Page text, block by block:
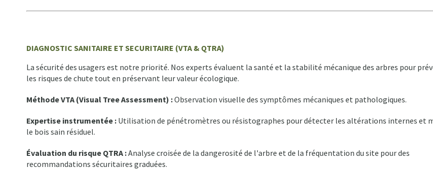
DIAGNOSTIC SANITAIRE ET SECURITAIRE (VTA & QTRA)
La sécurité des usagers est notre priorité. Nos experts évaluent la santé et la stabilité mécanique des arbres pour
les risques de chute tout en préservant leur valeur écologique.
Méthode VTA (Visual Tree Assessment) :Observation visuelle des symptômes mécaniques et pathologiques.
Expertise instrumentée : Utilisation de pénétromètres ou résistographes pour détecter les altérations internes et
le bois sain résiduel.
Évaluation du risque QTRA :Analyse croisée de la dangerosité de l'arbre et de la fréquentation du site pour des
recommandations sécuritaires graduées.